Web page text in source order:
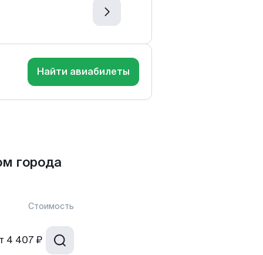
Найти авиабилеты
города
Стоимость
4 407 ₽